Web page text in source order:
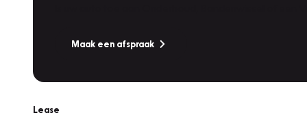
Maak een afspraak
Lease